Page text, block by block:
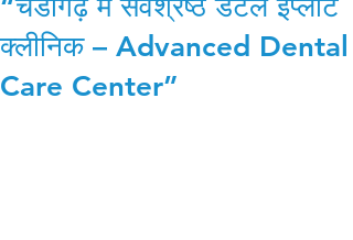
“चंडीगढ़ में सर्वश्रेष्ठ डेंटल इंप्लांट
क्लीनिक – Advanced Dental
Care Center”